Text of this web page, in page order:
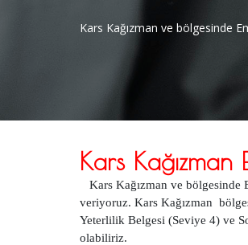
Kars Kağızman ve bölgesinde
Kars Kağızman
Kars Kağızman ve bölgesinde
veriyoruz. Kars Kağızman
Yeterlilik Belgesi (Seviye 4) ve
olabiliriz.